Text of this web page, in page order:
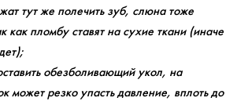
тут же полечить зуб, слюна тоже
как пломбу ставят на сухие ткани (иначе
обезболивающий укол, на
может резко упасть давление, вплоть до